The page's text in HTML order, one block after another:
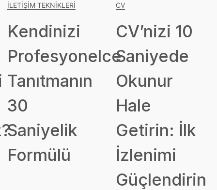
İLETIŞIM TEKNIKLERI
Kendinizi
Profesyonelce
Tanıtmanın
30
Saniyelik
Formülü
CV
CV’nizi 10
Saniyede
Okunur
Hale
Getirin: İlk
İzlenimi
Güçlendirin